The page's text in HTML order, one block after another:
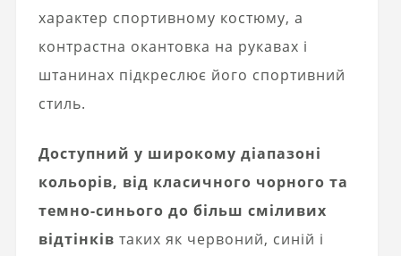
характер спортивному костюму, а
контрастна окантовка на рукавах і
штанинах підкреслює його спортивний
стиль.
Доступний у широкому діапазоні
кольорів, від класичного чорного та
темно-синього до більш сміливих
відтінків таких як червоний, синій і